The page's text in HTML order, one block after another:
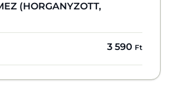
(HORGANYZOTT,
3 590 Ft